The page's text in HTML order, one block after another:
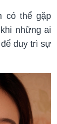
có thể gặp
những ai
duy trì sự